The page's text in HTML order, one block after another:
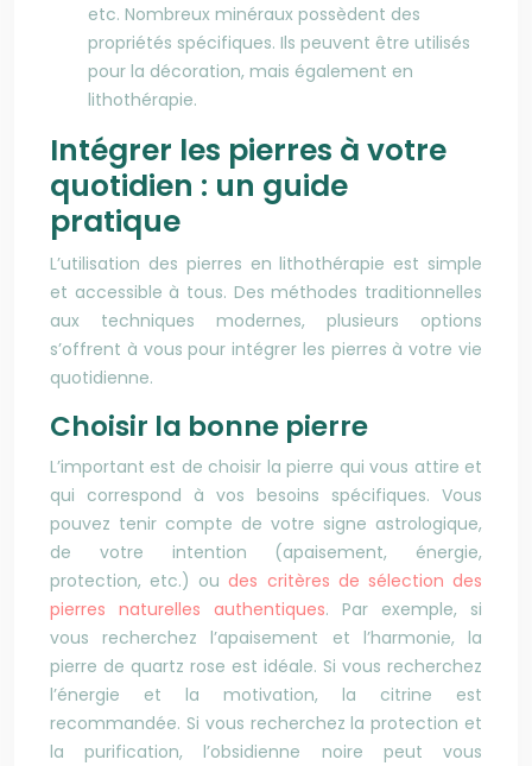
etc. Nombreux minéraux possèdent des
propriétés spécifiques. Ils peuvent être utilisés
pour la décoration, mais également en
lithothérapie.
Intégrer les pierres à votre
quotidien : un guide
pratique
L’utilisation des pierres en lithothérapie est simple
et accessible à tous. Des méthodes traditionnelles
aux techniques modernes, plusieurs options
s’offrent à vous pour intégrer les pierres à votre vie
quotidienne.
Choisir la bonne pierre
L’important est de choisir la pierre qui vous attire et
qui correspond à vos besoins spécifiques. Vous
pouvez tenir compte de votre signe astrologique,
de votre intention (apaisement, énergie,
protection, etc.) oudes critères de sélection des
pierres naturelles authentiques. Par exemple, si
vous recherchez l’apaisement et l’harmonie, la
pierre de quartz rose est idéale. Si vous recherchez
l’énergie et la motivation, la citrine est
recommandée. Si vous recherchez la protection et
la purification, l’obsidienne noire peut vous